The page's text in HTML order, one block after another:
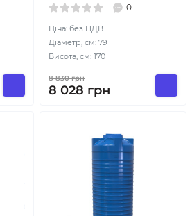
0
Ціна: без ПДВ
Діаметр, см: 79
Висота, см: 170
8 830грн
8 028 грн